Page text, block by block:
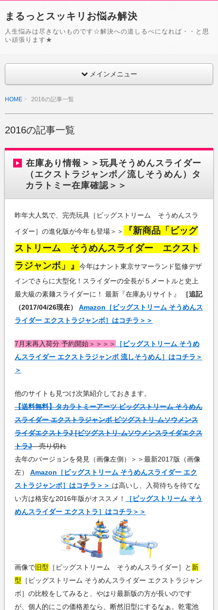
まるっとスッキリお悩み解決
人生悩みは尽きないものです☆解決への道しるべになれば・・と思
い頑張ります★
メインメニュー
HOME 2016の記事一覧
2016の記事一覧
在庫あり情報＞＞玩具そうめんスライダー
（エクストラジャンボ／流しそうめん）タ
カラトミー在庫確認＞＞
昨年大人気で、完売玩具［ビッグストリーム そうめんスラ
イダー］の進化版が今年も登場＞＞
『新商品「ビッグ
ストリーム そうめんスライダー エクスト
ラジャンボ」』
今年はナント東京サマーランド監修デザ
インでさらに大型化！スライダーの全長が５メートルと史上
最大級の素麺スライダーに！ 最新『在庫ありサイト』
［追記
（2017/04/26現在）
Amazon［ビッグストリーム そうめんス
ライダー エクストラジャンボ］はコチラ＞＞
7月末再入荷分 予約開始＞＞＞＞
［ビッグストリーム そうめ
んスライダー エクストラジャンボ 流しそうめん］はコチラ＞
＞
他のサイトも見つけ次第紹介しておきます。
【送料無料】タカラトミーアーツ ビッグストリーム そうめん
スライダー エクストラジャンボ ビツグストリ-ムソウメンス
ライダエクストラJ [ビツグストリ-ムソウメンスライダエクス
トラJ売り切れ
去年のバージョンを発見（画像左側）＞＞最新2017版（画像
左） Amazon［ビッグストリーム そうめんスライダー エク
ストラジャンボ］はコチラ＞＞ は高いし、入荷待ちを待てな
い方は格安な2016年版がオススメ！
［ビッグストリーム そう
めんスライダー エクストラ］はコチラ＞＞
画像で 旧型 ［ビッグストリーム そうめんスライダー］と 新
型 ［ビッグストリーム そうめんスライダー エクストラジャン
ボ］の比較をしてみると、やはり最新版の方が長いのです
が、個人的にこの価格差なら、断然旧型にするなぁ。乾電池